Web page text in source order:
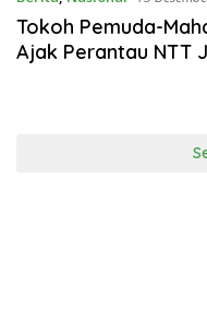
Tokoh Pemuda-
Ajak Perantau NTT